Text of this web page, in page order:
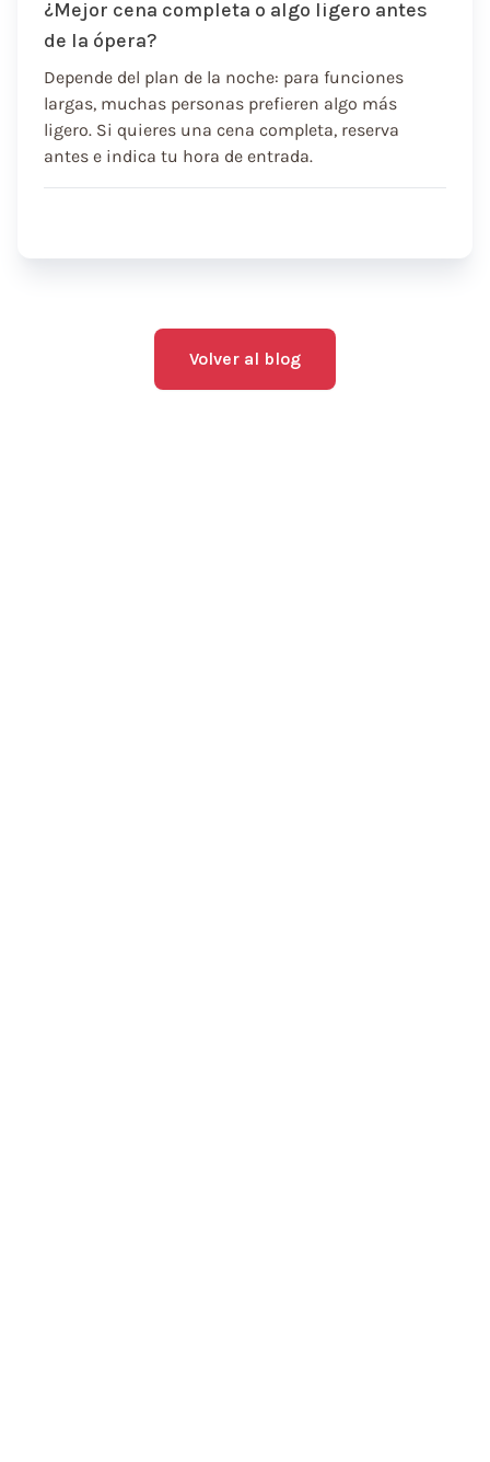
¿Mejor cena completa o algo ligero antes
de la ópera?
Depende del plan de la noche: para funciones
largas, muchas personas prefieren algo más
ligero. Si quieres una cena completa, reserva
antes e indica tu hora de entrada.
Volver al blog